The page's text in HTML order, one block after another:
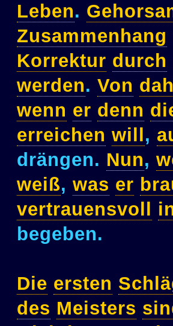
Leben.
Zusammenhang
Korrektur durch
werden. Von
wenn er denn
erreichen will ,
drängen. Nun,
weiß, was er
vertrauensvoll
begeben.
Die ersten
des Meisters